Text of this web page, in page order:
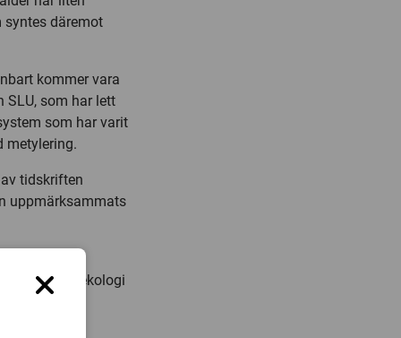
syntes däremot
kommer vara
SLU, som har lett
som har varit
metylering.
tidskriften
uppmärksammats
för ekologi